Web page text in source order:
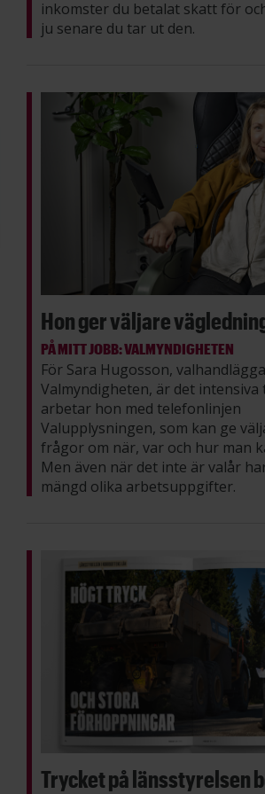
inkomster du betalat skatt för
ju senare du tar ut den.
Hon ger väljare
PÅ MITT JOBB: VALMYNDIGHETEN
För Sara Hugosson,
Valmyndigheten, är det intensiva
arbetar hon med telefonlinjen
Valupplysningen, som kan ge
frågor om när, var och hur man
Men även när det inte är valår
mängd olika arbetsuppgifter.
Trycket på länsstyrelsen